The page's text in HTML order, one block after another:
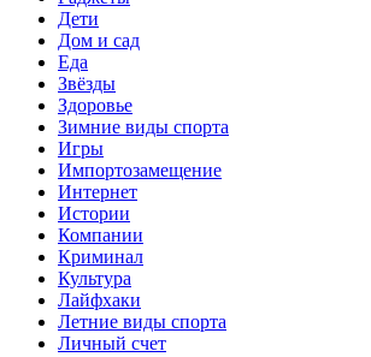
Дети
Дом и сад
Еда
Звёзды
Здоровье
Зимние виды спорта
Игры
Импортозамещение
Интернет
Истории
Компании
Криминал
Культура
Лайфхаки
Летние виды спорта
Личный счет